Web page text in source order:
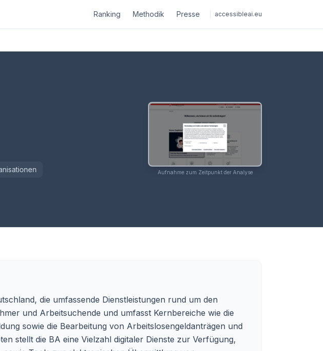
Ranking Methodik Presse accessibleai.eu
Aufnahme zum Zeitpunkt der Analyse
die umfassende Dienstleistungen rund um den
und Arbeitsuchende und umfasst Kernbereiche wie die
sowie die Bearbeitung von Arbeitslosengeldanträgen und
stellt die BA eine Vielzahl digitaler Dienste zur Verfügung,